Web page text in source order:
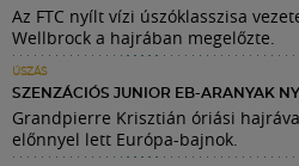
Az FTC nyílt vízi úszóklasszisa
Wellbrock a hajrában megelőzte.
ÚSZÁS
SZENZÁCIÓS JUNIOR EB-ARANYAK
Grandpierre Krisztián óriási
előnnyel lett Európa-bajnok.